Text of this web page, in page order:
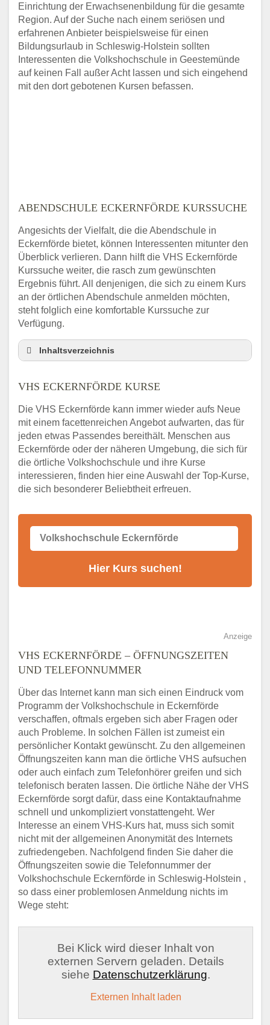
Einrichtung der Erwachsenenbildung für die gesamte
Region. Auf der Suche nach einem seriösen und
erfahrenen Anbieter beispielsweise für einen
Bildungsurlaub in Schleswig-Holstein sollten
Interessenten die Volkshochschule in Geestemünde
auf keinen Fall außer Acht lassen und sich eingehend
mit den dort gebotenen Kursen befassen.
ABENDSCHULE ECKERNFÖRDE KURSSUCHE
Angesichts der Vielfalt, die die Abendschule in
Eckernförde bietet, können Interessenten mitunter den
Überblick verlieren. Dann hilft die VHS Eckernförde
Kurssuche weiter, die rasch zum gewünschten
Ergebnis führt. All denjenigen, die sich zu einem Kurs
an der örtlichen Abendschule anmelden möchten,
steht folglich eine komfortable Kurssuche zur
Verfügung.
Inhaltsverzeichnis
VHS Eckernförde Kurse
Telefonnummer
Stellenangebote der Volkshochschule
Eckernförde
Online-Kurse – Alternative Angebote zum
VHS-Kurs
Alternativen zum VHS Programm 2026 in
VHS ECKERNFÖRDE KURSE
Die VHS Eckernförde kann immer wieder aufs Neue
mit einem facettenreichen Angebot aufwarten, das für
jeden etwas Passendes bereithält. Menschen aus
Eckernförde oder der näheren Umgebung, die sich für
die örtliche Volkshochschule und ihre Kurse
interessieren, finden hier eine Auswahl der Top-Kurse,
die sich besonderer Beliebtheit erfreuen.
Anzeige
VHS ECKERNFÖRDE – ÖFFNUNGSZEITEN
UND TELEFONNUMMER
Über das Internet kann man sich einen Eindruck vom
Programm der Volkshochschule in Eckernförde
verschaffen, oftmals ergeben sich aber Fragen oder
auch Probleme. In solchen Fällen ist zumeist ein
persönlicher Kontakt gewünscht. Zu den allgemeinen
Öffnungszeiten kann man die örtliche VHS aufsuchen
oder auch einfach zum Telefonhörer greifen und sich
telefonisch beraten lassen. Die örtliche Nähe der VHS
Eckernförde sorgt dafür, dass eine Kontaktaufnahme
schnell und unkompliziert vonstattengeht. Wer
Interesse an einem VHS-Kurs hat, muss sich somit
nicht mit der allgemeinen Anonymität des Internets
zufriedengeben. Nachfolgend finden Sie daher die
Öffnungszeiten sowie die Telefonnummer der
Volkshochschule Eckernförde in Schleswig-Holstein ,
so dass einer problemlosen Anmeldung nichts im
Wege steht:
Bei Klick wird dieser Inhalt von
externen Servern geladen. Details
siehe Datenschutzerklärung.
Externen Inhalt laden